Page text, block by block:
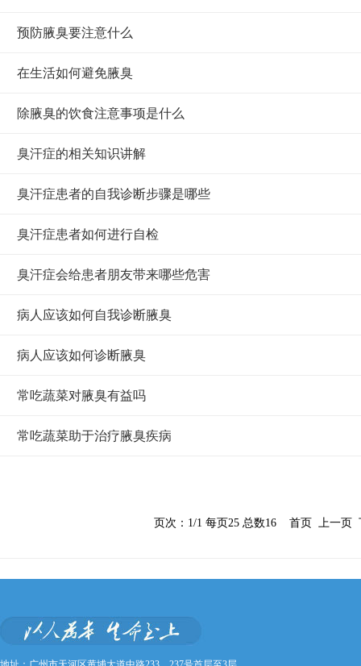
预防腋臭要注意什么
在生活如何避免腋臭
除腋臭的饮食注意事项是什么
臭汗症的相关知识讲解
臭汗症患者的自我诊断步骤是哪些
臭汗症患者如何进行自检
臭汗症会给患者朋友带来哪些危害
病人应该如何自我诊断腋臭
病人应该如何诊断腋臭
常吃蔬菜对腋臭有益吗
常吃蔬菜助于治疗腋臭疾病
页次：1/1 每页25 总数16 首页 上一